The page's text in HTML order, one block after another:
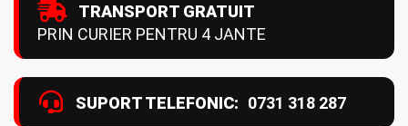
TRANSPORT GRATUIT
PRIN CURIER PENTRU 4 JANTE
SUPORT TELEFONIC: 0731 318 287